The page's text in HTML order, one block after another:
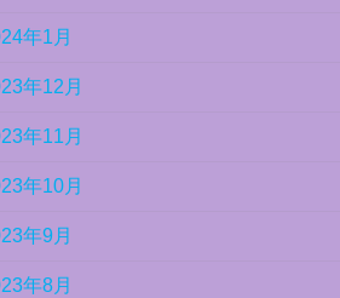
年1月
年12月
年11月
年10月
年9月
年8月